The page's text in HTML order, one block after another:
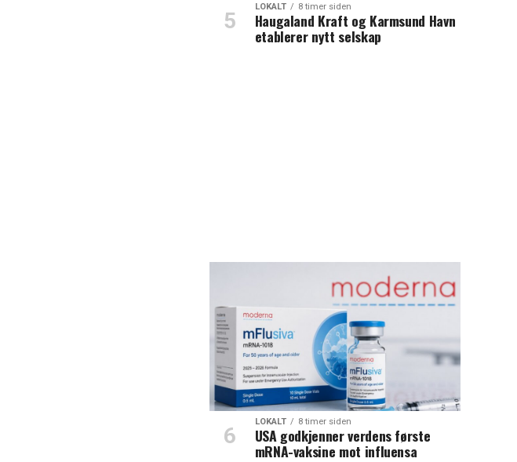
LOKALT 8 timer siden
Haugaland Kraft og Karmsund Havn
etablerer nytt selskap
LOKALT 8 timer siden
USA godkjenner verdens første
mRNA-vaksine mot influensa